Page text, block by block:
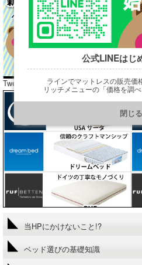
Tweets by araibed300
当HPにかけないこと!?
ベッド選びの基礎知識
公式LINEはじ
ラインでマットレスの販売価
リッチメニューの「価格を調
https://line.me/R/
閉じる